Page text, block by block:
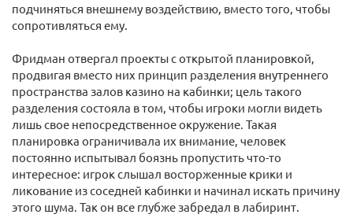
подчиняться внешнему воздействию, вместо того, чтобы
сопротивляться ему.
Фридман отвергал проекты с открытой планировкой,
продвигая вместо них принцип разделения внутреннего
пространства залов казино на кабинки; цель такого
разделения состояла в том, чтобы игроки могли видеть
лишь свое непосредственное окружение. Такая
планировка ограничивала их внимание, человек
постоянно испытывал боязнь пропустить что-то
интересное: игрок слышал восторженные крики и
ликование из соседней кабинки и начинал искать причину
этого шума. Так он все глубже забредал в лабиринт.